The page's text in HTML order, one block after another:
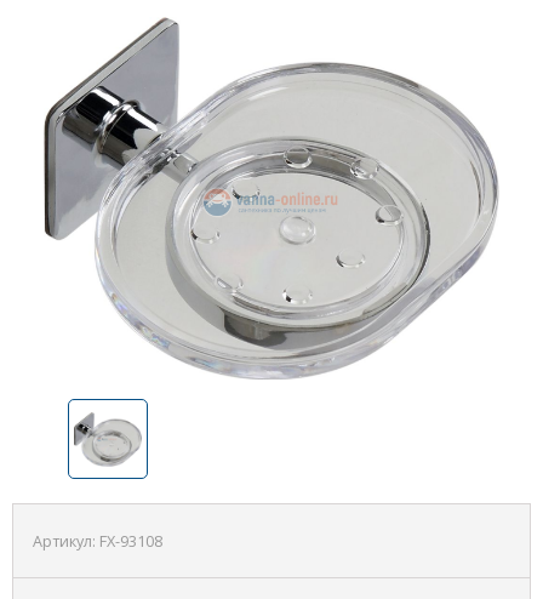
Артикул: FX-93108